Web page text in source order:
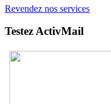
Revendez nos services
Testez ActivMail